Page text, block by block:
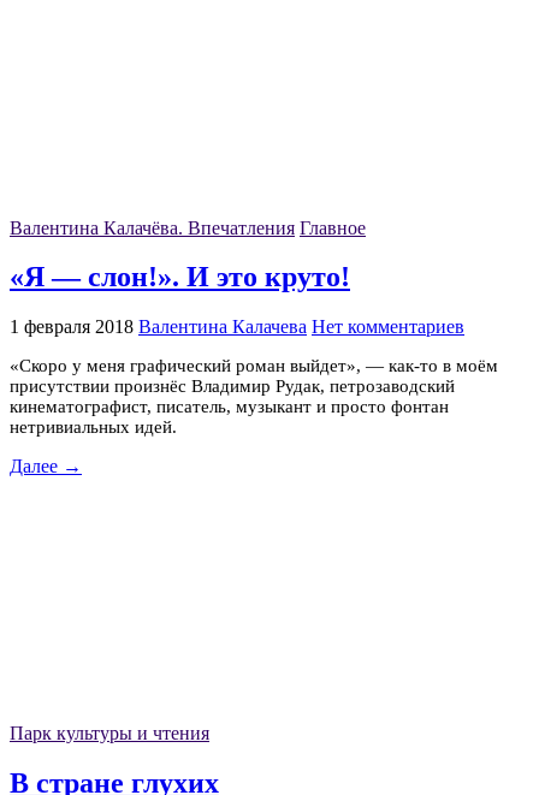
Валентина Калачёва. Впечатления Главное
«Я — слон!». И это круто!
1 февраля 2018 Валентина Калачева Нет комментариев
«Скоро у меня графический роман выйдет», — как-то в моём
присутствии произнёс Владимир Рудак, петрозаводский
кинематографист, писатель, музыкант и просто фонтан
нетривиальных идей.
Далее →
Парк культуры и чтения
В стране глухих